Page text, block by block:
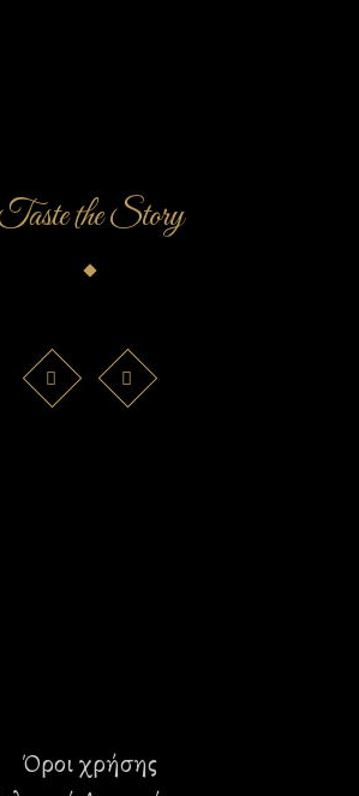
the Story
Όροι χρήσης